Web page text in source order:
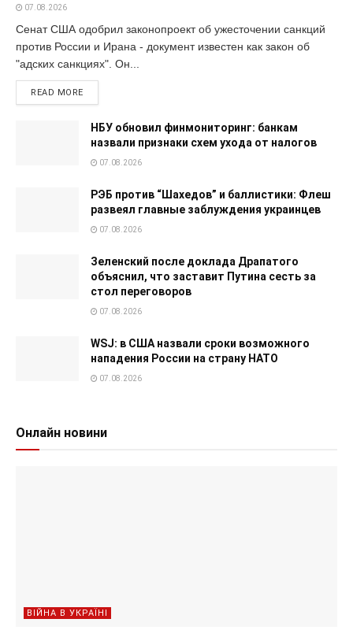
07.08.2026
Сенат США одобрил законопроект об ужесточении санкций
против России и Ирана - документ известен как закон об
"адских санкциях". Он...
READ MORE
НБУ обновил финмониторинг: банкам
назвали признаки схем ухода от налогов
07.08.2026
РЭБ против “Шахедов” и баллистики: Флеш
развеял главные заблуждения украинцев
07.08.2026
Зеленский после доклада Драпатого
объяснил, что заставит Путина сесть за
стол переговоров
07.08.2026
WSJ: в США назвали сроки возможного
нападения России на страну НАТО
07.08.2026
Онлайн новини
ВІЙНА В УКРАЇНІ